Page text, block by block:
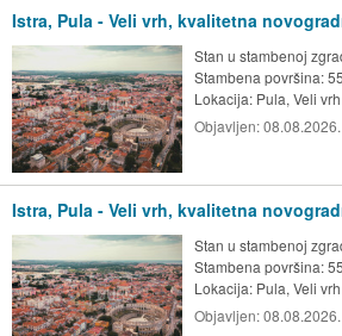
Istra, Pula - Veli vrh, kvalitetna
Stan u stambenoj
Stambena površina:
Lokacija: Pula, Veli vrh
Objavljen:08.08.2026.
Istra, Pula - Veli vrh, kvalitetna
Stan u stambenoj
Stambena površina:
Lokacija: Pula, Veli vrh
Objavljen:08.08.2026.